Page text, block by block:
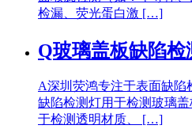
检漏、荧光蛋白激 […]
Q玻璃盖板缺陷检
A深圳荧鸿专注于表面缺陷
缺陷检测灯用于检测玻璃
于检测透明材质、 […]